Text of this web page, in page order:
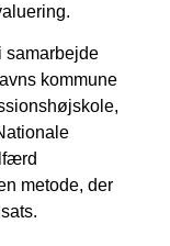
samarbejde
kommune
metode, der